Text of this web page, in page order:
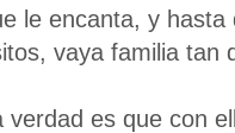
le encanta, y
vaya familia tan
verdad es que con